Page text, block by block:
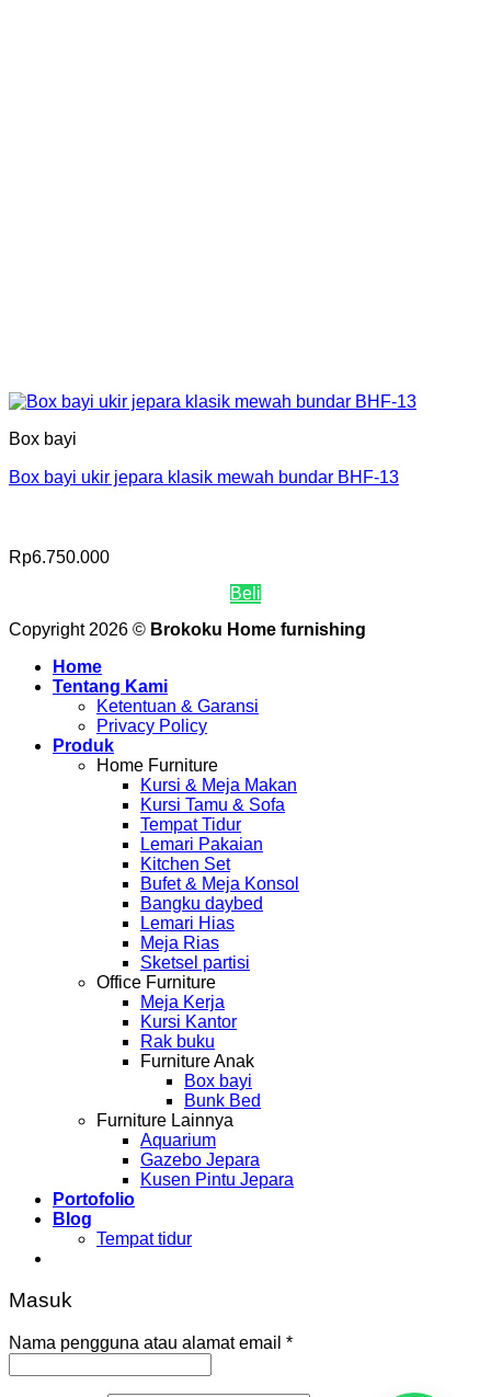
Box bayi
Box bayi ukir jepara klasik mewah bundar BHF-13
Rp6.750.000
Beli
Copyright 2026 © Brokoku Home furnishing
Home
Tentang Kami
Ketentuan & Garansi
Privacy Policy
Produk
Home Furniture
Kursi & Meja Makan
Kursi Tamu & Sofa
Tempat Tidur
Lemari Pakaian
Kitchen Set
Bufet & Meja Konsol
Bangku daybed
Lemari Hias
Meja Rias
Sketsel partisi
Office Furniture
Meja Kerja
Kursi Kantor
Rak buku
Furniture Anak
Box bayi
Bunk Bed
Furniture Lainnya
Aquarium
Gazebo Jepara
Kusen Pintu Jepara
Portofolio
Blog
Tempat tidur
Masuk
Nama pengguna atau alamat email *